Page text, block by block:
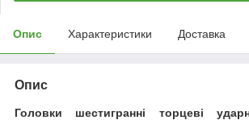
Опис Характеристики Доставка
Опис
Головки шестигранні торцеві